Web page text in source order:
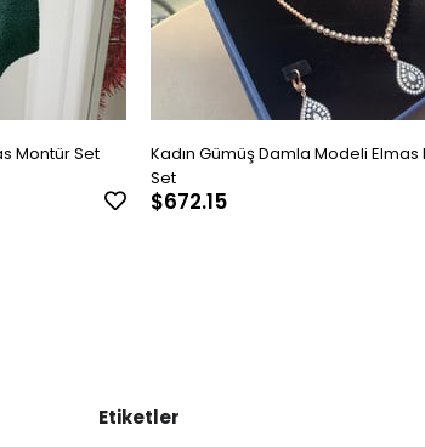
Montür Set
Kadın Gümüş Damla Modeli Elmas
Set
$672.15
Etiketler